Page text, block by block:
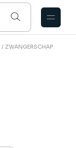
ZWANGERSCHAP